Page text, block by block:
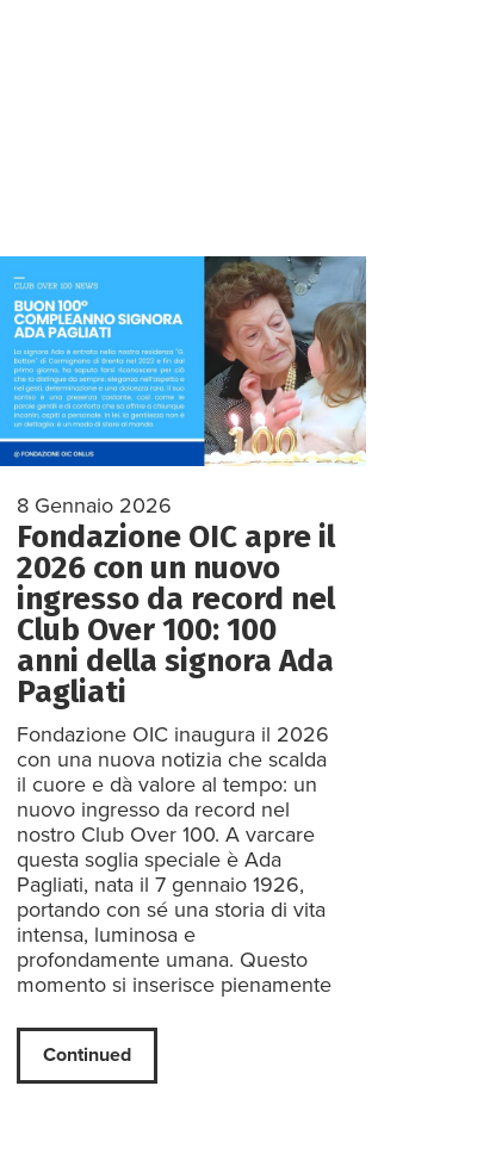
8 Gennaio 2026
Fondazione OIC apre il
2026 con un nuovo
ingresso da record nel
Club Over 100: 100
anni della signora Ada
Pagliati
Fondazione OIC inaugura il 2026
con una nuova notizia che scalda
il cuore e dà valore al tempo: un
nuovo ingresso da record nel
nostro Club Over 100. A varcare
questa soglia speciale è Ada
Pagliati, nata il 7 gennaio 1926,
portando con sé una storia di vita
intensa, luminosa e
profondamente umana. Questo
momento si inserisce pienamente
Continued